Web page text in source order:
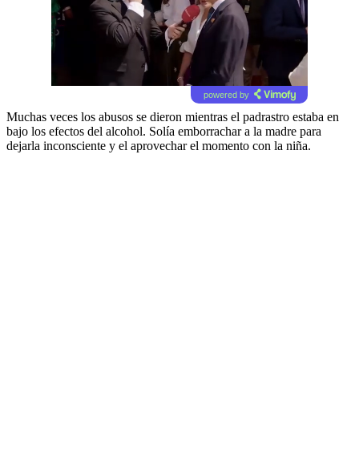
powered by
Muchas veces los abusos se dieron mientras el padrastro estaba en
bajo los efectos del alcohol. Solía emborrachar a la madre para
dejarla inconsciente y el aprovechar el momento con la niña.